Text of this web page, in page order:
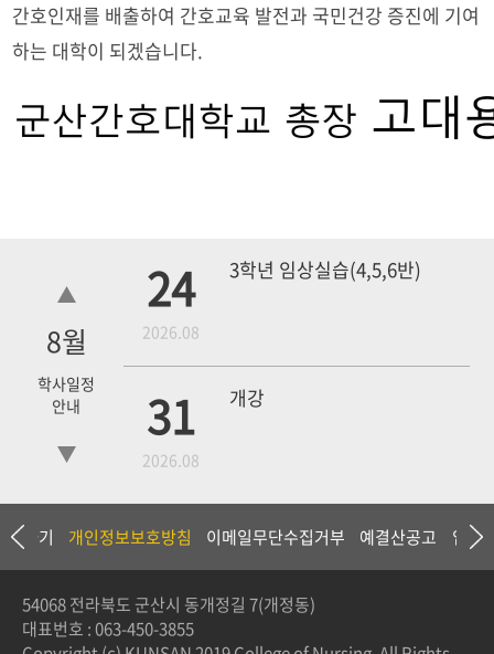
간호인재를 배출하여 간호교육 발전과 국민건강 증진에 기여
하는 대학이 되겠습니다.
8월
학사일정
안내
24
2026.08
3학년 임상실습(4,5,6반)
31
2026.08
개강
18 4학년 1차 모의고사
담하기 개인정보보호방침 이메일무단수집거부 예결산공고 입찰
54068 전라북도 군산시 동개정길 7(개정동)
대표번호 :063-450-3855